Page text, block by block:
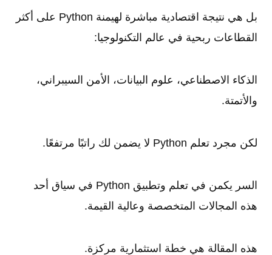
بل هي نتيجة اقتصادية مباشرة لهيمنة Python على أكثر
القطاعات ربحية في عالم التكنولوجيا:
الذكاء الاصطناعي، علوم البيانات، الأمن السيبراني،
والأتمتة.
لكن مجرد تعلم Python لا يضمن لك راتبًا مرتفعًا.
السر يكمن في تعلم وتطبيق Python في سياق أحد
هذه المجالات المتخصصة وعالية القيمة.
هذه المقالة هي خطة استثمارية مركزة.